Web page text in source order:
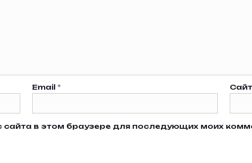
Email* Сайт
сайта в этом браузере для последующих моих